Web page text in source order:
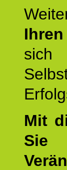
sich
Mit
Sie